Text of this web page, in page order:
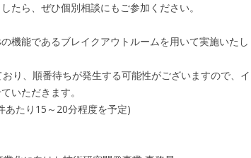
たら、ぜひ個別相談にもご参加ください。
能であるブレイクアウトルームを用いて実施いたし
り、順番待ちが発生する可能性がございますので、イ
いただきます。
あたり15～20分程度を予定)